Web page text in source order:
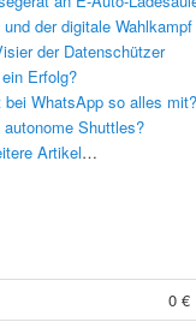
und der digitale Wahlkampf
der Datenschützer
Erfolg?
bei WhatsApp so alles mit?
Shuttles?
Artikel…
0 €